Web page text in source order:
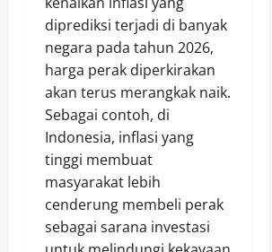
diprediksi terjadi di banyak
negara pada tahun 2026,
harga perak diperkirakan
akan terus merangkak naik.
Sebagai contoh, di
Indonesia, inflasi yang
tinggi membuat
masyarakat lebih
cenderung membeli perak
sebagai sarana investasi